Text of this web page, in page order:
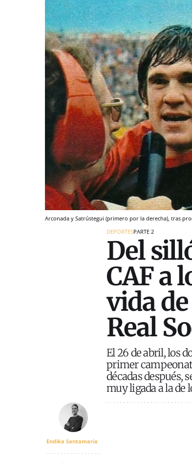
Arconada y Satrústegui (primero por la derecha), tras
DEPORTESPARTE 2
Del
CAF a
vida
Real
El 26 de abril, los
primer
décadas después,
muy ligada a la de
Endika Santamaria